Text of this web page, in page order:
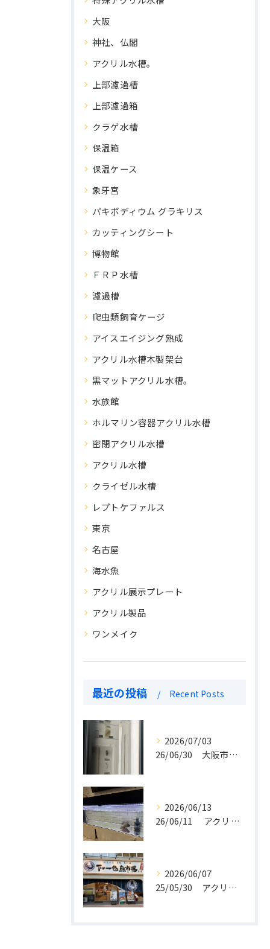
大阪
神社、仏閣
アクリル水槽。
上部濾過槽
上部濾過箱
クラゲ水槽
保温箱
保温ケース
象牙宮
パキポディウム グラキリス
カッティングシート
博物館
ＦＲＰ水槽
濾過槽
爬虫類飼育ケージ
アイスエイジング熟成
アクリル水槽木製架台
黒マットアクリル水槽。
水族館
ホルマリン容器アクリル水槽
密閉アクリル水槽
アクリル水槽
クライゼル水槽
レプトケファルス
東京
名古屋
海水魚
アクリル展示プレート
アクリル製品
ワンメイク
最近の投稿 Recent Posts
2026/07/03
26/06/30 大阪市立自然史博物館 アクリル密閉水槽 納入いたしました。
2026/06/13
26/06/11 アクリル水槽設置写真。
2026/06/07
25/05/30 アクリル活魚水槽 移設作業を行いました。